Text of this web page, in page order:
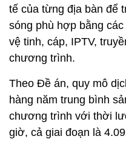
tế của từng địa bàn để
sóng phù hợp bằng
vệ tinh, cáp, IPTV,
chương trình.
Theo Đề án, quy mô
hàng năm trung bình
chương trình với thời
giờ, cả giai đoạn là